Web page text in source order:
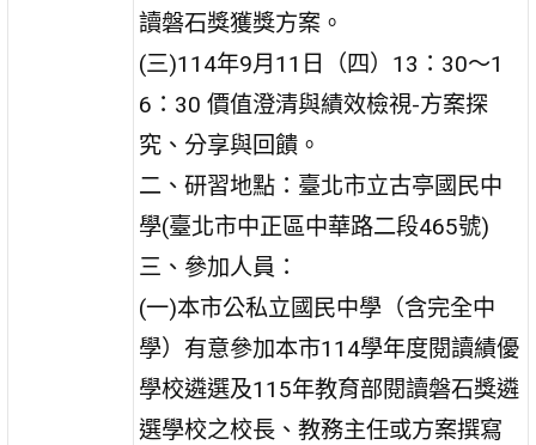
讀磐石獎獲獎方案。
(三)114年9月11日（四）13：30～1
6：30 價值澄清與績效檢視-方案探
究、分享與回饋。
二、研習地點：臺北市立古亭國民中
學(臺北市中正區中華路二段465號)
三、參加人員：
(一)本市公私立國民中學（含完全中
學）有意參加本市114學年度閱讀績優
學校遴選及115年教育部閱讀磐石獎遴
選學校之校長、教務主任或方案撰寫